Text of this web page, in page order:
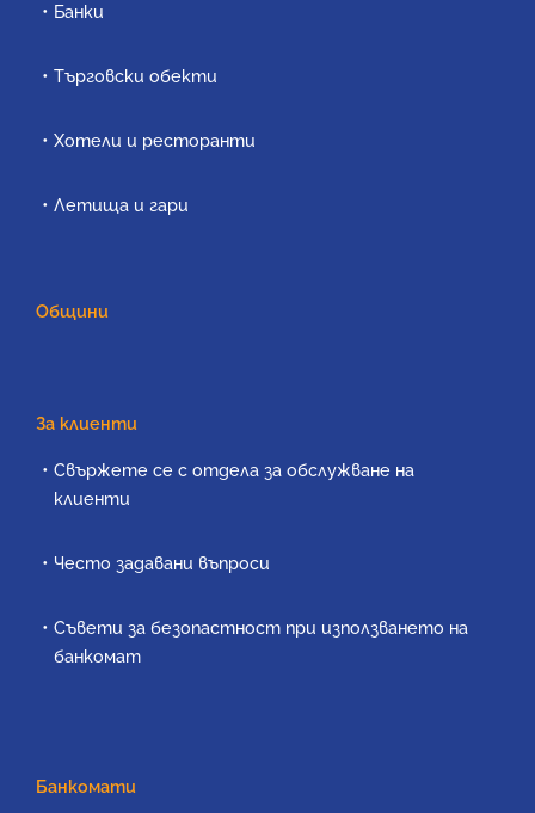
Банки
Търговски обекти
Хотели и ресторанти
Летища и гари
Общини
За клиенти
Свържете се с отдела за обслужване на
клиенти
Често задавани въпроси
Съвети за безопастност при използването на
банкомат
Банкомати